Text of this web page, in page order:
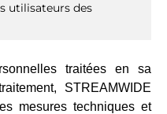
utilisateurs des
traitées en sa
STREAMWIDE
mesures techniques et